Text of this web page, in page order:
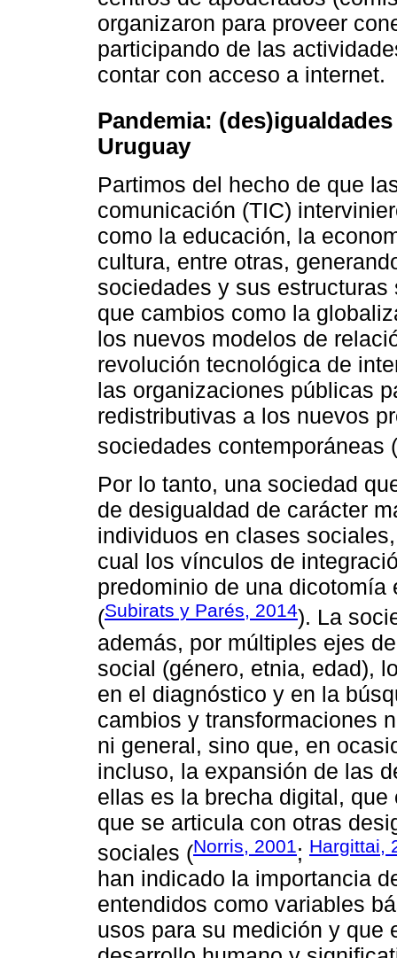
organizaron para proveer
participando de las
contar con acceso a internet.
Pandemia:
Uruguay
Partimos del hecho de que
comunicación (TIC)
como la educación, la
cultura, entre otras,
sociedades y sus
que cambios como la
los nuevos modelos de
revolución tecnológica de
las organizaciones públicas
redistributivas a los nuevos
sociedades contemporáneas (
Por lo tanto, una sociedad
de desigualdad de carácter
individuos en clases
cual los vínculos de
predominio de una
(Subirats y Parés, 2014). La
además, por múltiples ejes
social (género, etnia, edad),
en el diagnóstico y en la
cambios y transformaciones
ni general, sino que, en
incluso, la expansión de las
ellas es la brecha digital,
que se articula con otras
sociales (Norris, 2001; Hargittai,
han indicado la importancia
entendidos como variables
usos para su medición y que